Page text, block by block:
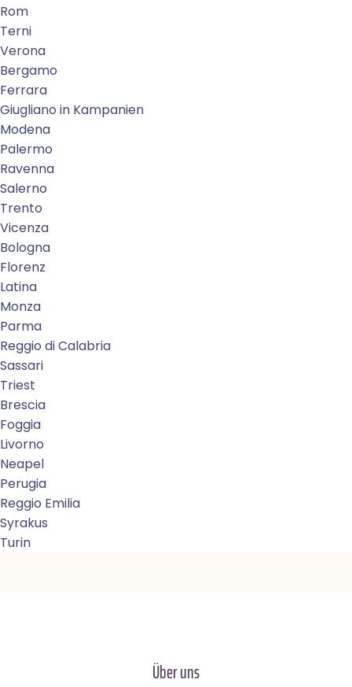
Rom
Terni
Verona
Bergamo
Ferrara
Giugliano in Kampanien
Modena
Palermo
Ravenna
Salerno
Trento
Vicenza
Bologna
Florenz
Latina
Monza
Parma
Reggio di Calabria
Sassari
Triest
Brescia
Foggia
Livorno
Neapel
Perugia
Reggio Emilia
Syrakus
Turin
Über uns